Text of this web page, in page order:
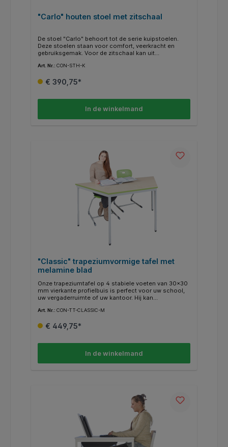
"Carlo" houten stoel met zitschaal
De stoel "Carlo" behoort tot de serie kuipstoelen.
Deze stoelen staan voor comfort, veerkracht en
gebruiksgemak. Voor de zitschaal kan uit
Art. Nr.: CON-STH-K
€ 390,75*
In de winkelmand
"Classic" trapeziumvormige tafel met
melamine blad
Onze trapeziumtafel op 4 stabiele voeten van 30x30
mm vierkante profielbuis is perfect voor uw school,
uw vergaderruimte of uw kantoor. Hij kan
serie en biedt zo bijna oneindige
19 mm dikke E1 kwaliteit spaanplaat, aan beide zijden
Art. Nr.: CON-TT-CLASSIC-M
€ 449,75*
In de winkelmand